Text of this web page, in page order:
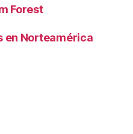
Forest
en Norteamérica